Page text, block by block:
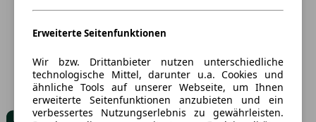
Erweiterte Seitenfunktionen
Wir bzw. Drittanbieter nutzen unterschiedliche
technologische Mittel, darunter u.a. Cookies und
ähnliche Tools auf unserer Webseite, um Ihnen
erweiterte Seitenfunktionen anzubieten und ein
verbessertes Nutzungserlebnis zu gewährleisten.